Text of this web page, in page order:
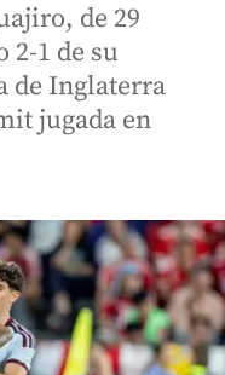
de 29
2-1 de su
de Inglaterra
jugada en